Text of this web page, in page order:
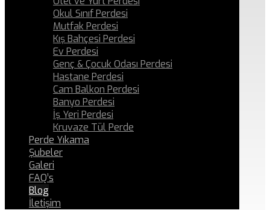
Okul Sınıf Perdesi
Mutfak Perdesi
Kış Bahçesi Perdesi
Ev Perdesi
Genç & Çocuk Odası Perdesi
Hastane Perdesi
Cam Balkon Perdesi
Banyo Perdesi
İş Yeri Perdesi
Kruvaze Tül Perde
Perde Yıkama
Şubeler
Galeri
FAQ’s
Blog
İletişim